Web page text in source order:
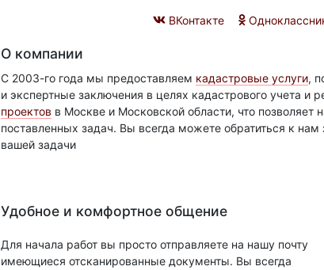
ВКонтакте
О компании
С 2003-го года мы предоставляем кадастровые услуги,
и экспертные заключения в целях кадастрового учета и
проектов в Москве и Московской области, что
поставленных задач. Вы всегда можете обратиться к нам
вашей задачи
Удобное и комфортное общение
Для начала работ вы просто отправляете на нашу почту
имеющиеся отсканированные документы. Вы всегда